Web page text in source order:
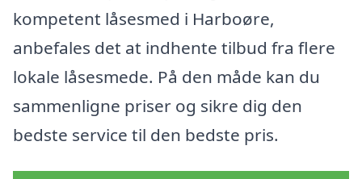
kompetent låsesmed i Harboøre,
anbefales det at indhente tilbud fra flere
lokale låsesmede. På den måde kan du
sammenligne priser og sikre dig den
bedste service til den bedste pris.